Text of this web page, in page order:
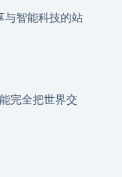
与智能科技的站
完全把世界交